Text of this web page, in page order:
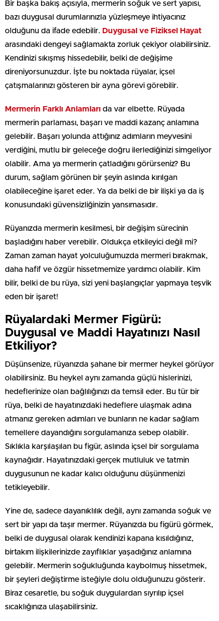
Bir başka bakış açısıyla, mermerin soğuk ve sert yapısı,
bazı duygusal durumlarınızla yüzleşmeye ihtiyacınız
olduğunu da ifade edebilir. Duygusal ve Fiziksel Hayat
arasındaki dengeyi sağlamakta zorluk çekiyor olabilirsiniz.
Kendinizi sıkışmış hissedebilir, belki de değişime
direniyorsunuzdur. İşte bu noktada rüyalar, içsel
çatışmalarınızı gösteren bir ayna görevi görebilir.
Mermerin Farklı Anlamları da var elbette. Rüyada
mermerin parlaması, başarı ve maddi kazanç anlamına
gelebilir. Başarı yolunda attığınız adımların meyvesini
verdiğini, mutlu bir geleceğe doğru ilerlediğinizi simgeliyor
olabilir. Ama ya mermerin çatladığını görürseniz? Bu
durum, sağlam görünen bir şeyin aslında kırılgan
olabileceğine işaret eder. Ya da belki de bir ilişki ya da iş
konusundaki güvensizliğinizin yansımasıdır.
Rüyanızda mermerin kesilmesi, bir değişim sürecinin
başladığını haber verebilir. Oldukça etkileyici değil mi?
Zaman zaman hayat yolculuğumuzda mermeri bırakmak,
daha hafif ve özgür hissetmemize yardımcı olabilir. Kim
bilir, belki de bu rüya, sizi yeni başlangıçlar yapmaya teşvik
eden bir işaret!
Rüyalardaki Mermer Figürü:
Duygusal ve Maddi Hayatınızı Nasıl
Etkiliyor?
Düşünsenize, rüyanızda şahane bir mermer heykel görüyor
olabilirsiniz. Bu heykel aynı zamanda güçlü hislerinizi,
hedeflerinize olan bağlılığınızı da temsil eder. Bu tür bir
rüya, belki de hayatınızdaki hedeflere ulaşmak adına
atmanız gereken adımları ve bunların ne kadar sağlam
temellere dayandığını sorgulamanıza sebep olabilir.
Sıklıkla karşılaşılan bu figür, aslında içsel bir sorgulama
kaynağıdır. Hayatınızdaki gerçek mutluluk ve tatmin
duygusunun ne kadar kalıcı olduğunu düşünmenizi
tetikleyebilir.
Yine de, sadece dayanıklılık değil, aynı zamanda soğuk ve
sert bir yapı da taşır mermer. Rüyanızda bu figürü görmek,
belki de duygusal olarak kendinizi kapana kısıldığınız,
birtakım ilişkilerinizde zayıflıklar yaşadığınız anlamına
gelebilir. Mermerin soğukluğunda kaybolmuş hissetmek,
bir şeyleri değiştirme isteğiyle dolu olduğunuzu gösterir.
Biraz cesaretle, bu soğuk duygulardan sıyrılıp içsel
sıcaklığınıza ulaşabilirsiniz.